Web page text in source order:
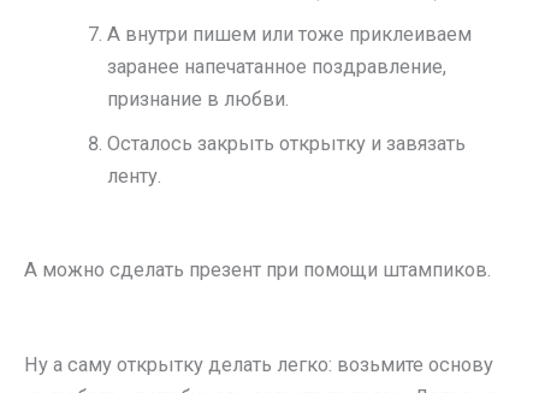
А внутри пишем или тоже приклеиваем
заранее напечатанное поздравление,
признание в любви.
Осталось закрыть открытку и завязать
ленту.
А можно сделать презент при помощи штампиков.
Ну а саму открытку делать легко: возьмите основу